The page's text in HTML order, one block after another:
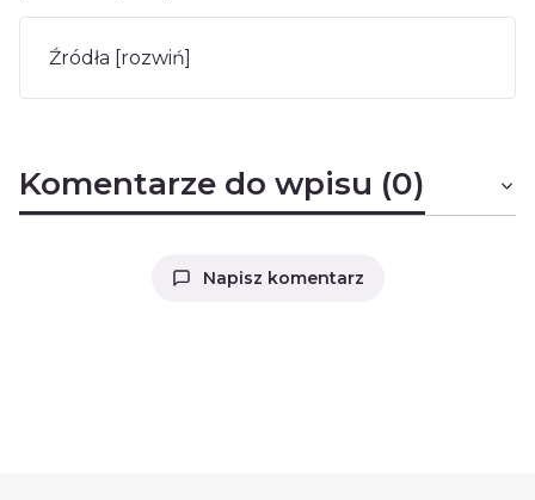
Źródła [rozwiń]
Komentarze do wpisu (0)
Napisz komentarz